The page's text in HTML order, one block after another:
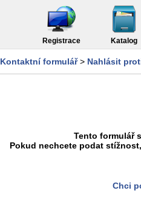
Registrace Katalog
Kontaktní formulář> Nahlásit
Tento formulář
Pokud nechcete podat
Chci